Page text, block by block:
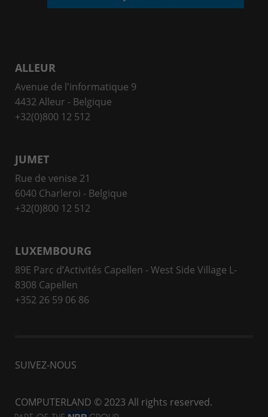
ALLEUR
Avenue de l'informatique 9
4432 Alleur - Belgique
+32(0)800 12 512
JUMET
Rue de venise 21
6040 Charleroi - Belgique
+32(0)800 12 512
LUXEMBOURG
89E Parc d’Activités Capellen - West Side Village L-
8308 Capellen
+352 26 59 06 86
SUIVEZ-NOUS
COMPUTERLAND © 2023 All rights reserved.